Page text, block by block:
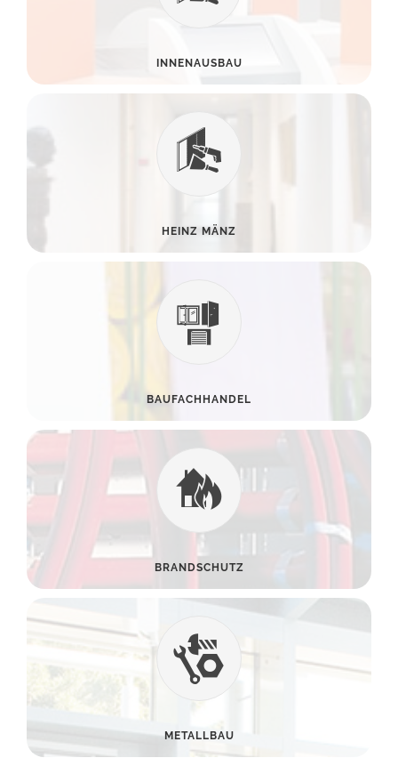
INNENAUSBAU
HEINZ MÄNZ
BAUFACHHANDEL
BRANDSCHUTZ
METALLBAU